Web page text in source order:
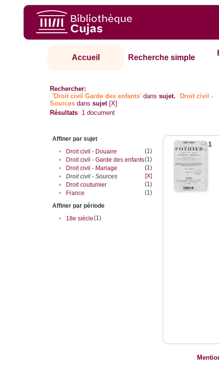
Accueil Recherche simple
Rechercher:
'Droit civil Garde des enfants' danssujet.
Droit civil -
Sources danssujet [X]
Résultats 1 document
Affiner par sujet
•
Droit civil - Douaire
(1)
•
Droit civil - Garde des enfants(1)
•
Droit civil - Mariage
(1)
•
Droit civil - Sources
[X]
•
Droit coutumier
(1)
•
France
(1)
Affiner par période
•
18e siècle(1)
1